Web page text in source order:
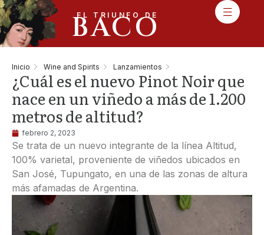
EL TRIUNFO DE
BACO
Inicio Wine and Spirits Lanzamientos
¿Cuál es el nuevo Pinot Noir que
nace en un viñedo a más de 1.200
metros de altitud?
febrero 2, 2023
Se trata de un nuevo integrante de la línea Altitud,
100% varietal, proveniente de viñedos ubicados en
San José, Tupungato, en una de las zonas de altura
más afamadas de Argentina.